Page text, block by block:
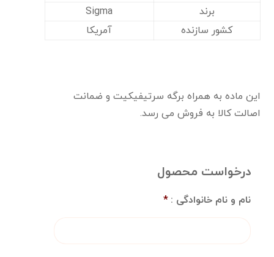
برند
Sigma
کشور سازنده
آمریکا
این ماده به همراه برگه سرتیفیکیت و ضمانت
اصالت کالا به فروش می رسد.
درخواست محصول
نام و نام خانوادگی : *